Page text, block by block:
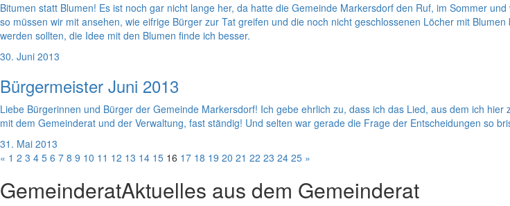
Bitumen statt Blumen! Es ist noch gar nicht lange her, da hatte die Gemeinde Markersdorf den Ruf, im Sommer
so müssen wir mit ansehen, wie eifrige Bürger zur Tat greifen und die noch nicht geschlossenen Löcher mit
werden sollten, die Idee mit den Blumen finde ich besser.
30. Juni 2013
Bürgermeister Juni 2013
Liebe Bürgerinnen und Bürger der Gemeinde Markersdorf! Ich gebe ehrlich zu, dass ich das Lied, aus dem ich
mit dem Gemeinderat und der Verwaltung, fast ständig! Und selten war gerade die Frage der Entscheidungen so
31. Mai 2013
« 1 2 3 4 5 6 7 8 9 10 11 12 13 14 15 16 17 18 19 20 21 22 23 24 25 »
GemeinderatAktuelles aus dem Gemeinderat